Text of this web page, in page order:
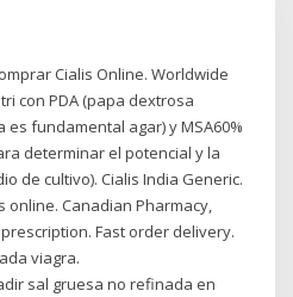
Cialis Online. Worldwide
con PDA (papa dextrosa
fundamental agar) y MSA60%
determinar el potencial y la
de cultivo). Cialis India Generic.
online. Canadian Pharmacy,
Fast order delivery.
viagra.
sal gruesa no refinada en